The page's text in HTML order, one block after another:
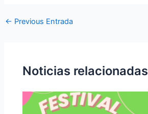
← Previous Entrada
Noticias relacionadas